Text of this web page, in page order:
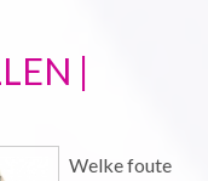
|
Welke foute